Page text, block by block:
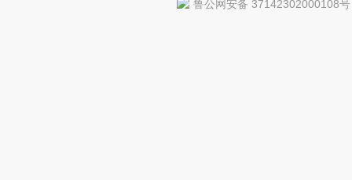
鲁公网安备 37142302000108号